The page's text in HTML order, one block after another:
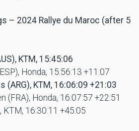
– 2024 Rallye du Maroc (after 5
KTM, 15:45:06
Honda, 15:56:13 +11:07
(ARG), KTM, 16:06:09 +21:03
(FRA), Honda, 16:07:57 +22:51
KTM, 16:30:11 +45:05